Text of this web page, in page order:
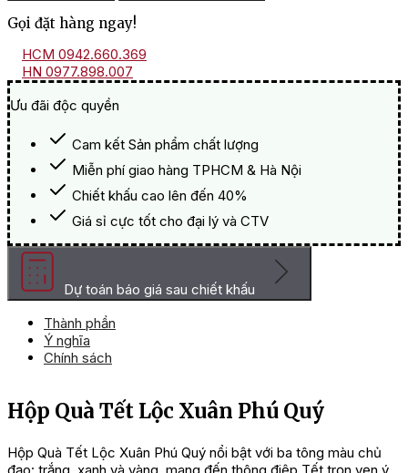
Xuân
Phú
HQT2541
lượng
Gọi đặt hàng ngay!
HCM 0942.660.369
HN 0977.898.007
Ưu đãi độc quyền
Cam kết Sản phẩm chất lượng
Miễn phí giao hàng TPHCM & Hà Nội
Chiết khấu cao lên đến 40%
Giá sỉ cực tốt cho đại lý và CTV
Dự toán báo giá sau chiết khấu
Thành phần
Ý nghĩa
Chính sách
Hộp Quà Tết Lộc Xuân Phú Quý
Hộp Quà Tết Lộc Xuân Phú Quý nổi bật với ba tông màu chủ